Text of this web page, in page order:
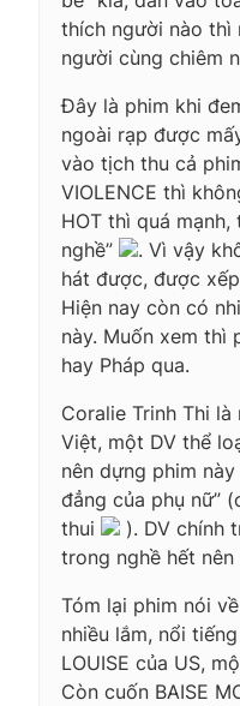
thích người nào thì
người cùng chiêm
Đây là phim khi
ngoài rạp được
vào tịch thu cả
VIOLENCE thì
HOT thì quá
nghề”
. Vì vậy
hát được, được
Hiện nay còn có
này. Muốn xem thì
hay Pháp qua.
Coralie Trinh Thi
Việt, một DV thể
nên dựng phim
đẳng của phụ nữ”
thui
). DV chính
trong nghề hết
Tóm lại phim nói
nhiều lắm, nổi
LOUISE của US,
Còn cuốn BAISE